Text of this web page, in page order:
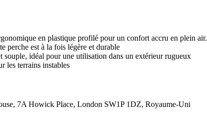
en plastique profilé pour un confort accru en plein air.
perche est à la fois légère et durable
souple, idéal pour une utilisation dans un extérieur rugueux
les terrains instables
7A Howick Place, London SW1P 1DZ, Royaume-Uni